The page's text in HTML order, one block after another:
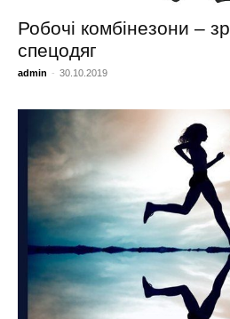
Робочі комбінезони –
спецодяг
admin - 30.10.2019